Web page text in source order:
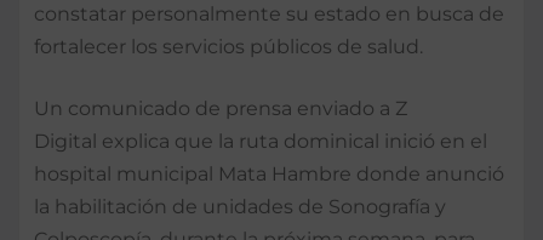
constatar personalmente su estado en busca de
fortalecer los servicios públicos de salud.
Un comunicado de prensa enviado a Z
Digital explica que la ruta dominical inició en el
hospital municipal Mata Hambre donde anunció
la habilitación de unidades de Sonografía y